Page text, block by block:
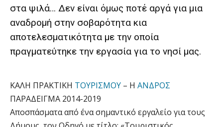
στα ψιλά… Δεν είναι όμως ποτέ αργά για μια
αναδρομή στην σοβαρότητα κια
αποτελεσματικότητα με την οποία
πραγματεύτηκε την εργασία για το νησί μας.
ΚΑΛΗ ΠΡΑΚΤΙΚΗ ΤΟΥΡΙΣΜΟΥ – Η ΑΝΔΡΟΣ
ΠΑΡΑΔΕΙΓΜΑ 2014-2019
Αποσπάσματα από ένα σημαντικό εργαλείο για τους